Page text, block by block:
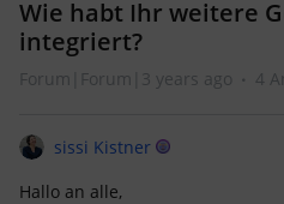
Wie habt Ihr weitere
integriert?
Forum|Forum|3 years ago 4
sissi Kistner
Hallo an alle,